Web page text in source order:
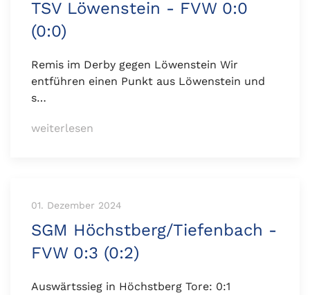
TSV Löwenstein - FVW 0:0
(0:0)
Remis im Derby gegen Löwenstein Wir
entführen einen Punkt aus Löwenstein und
s…
weiterlesen
01. Dezember 2024
SGM Höchstberg/Tiefenbach -
FVW 0:3 (0:2)
Auswärtssieg in Höchstberg Tore: 0:1